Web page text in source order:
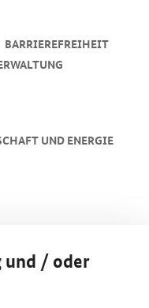
UND ENERGIE
BARRIEREFREIHEIT
und / oder